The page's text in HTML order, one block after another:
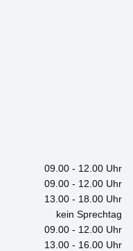
09.00 - 12.00 Uhr
09.00 - 12.00 Uhr
13.00 - 18.00 Uhr
kein Sprechtag
09.00 - 12.00 Uhr
13.00 - 16.00 Uhr